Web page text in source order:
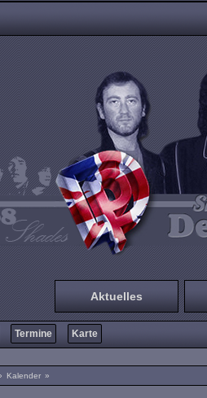
Aktuelles
Termine Karte
Kalender »